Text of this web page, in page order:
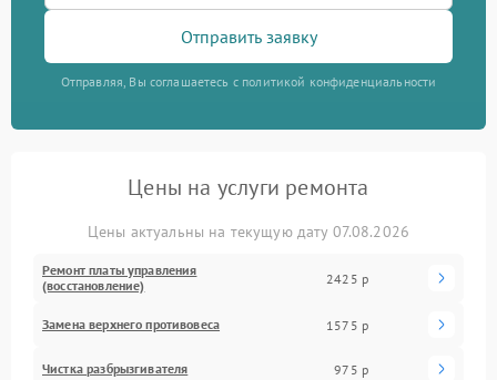
Отправить заявку
Отправляя, Вы соглашаетесь с политикой конфиденциальности
Цены на услуги ремонта
Цены актуальны на текущую дату 07.08.2026
Ремонт платы управления
(восстановление)
2425 р
Замена верхнего противовеса 1575 р
Чистка разбрызгивателя 975 р